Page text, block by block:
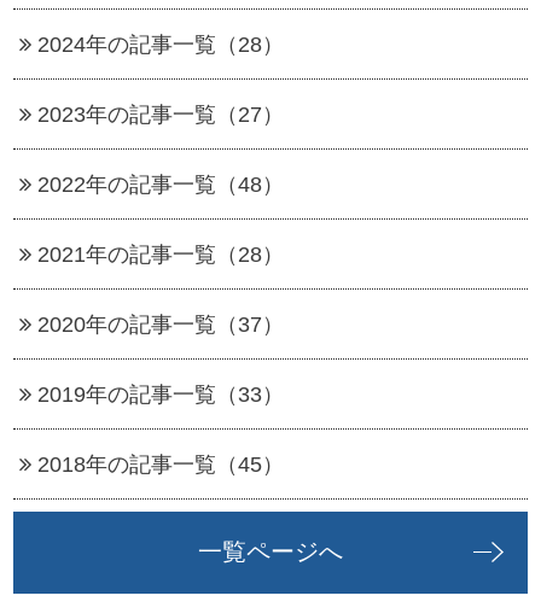
2024年の記事一覧（28）
2023年の記事一覧（27）
2022年の記事一覧（48）
2021年の記事一覧（28）
2020年の記事一覧（37）
2019年の記事一覧（33）
2018年の記事一覧（45）
一覧ページへ